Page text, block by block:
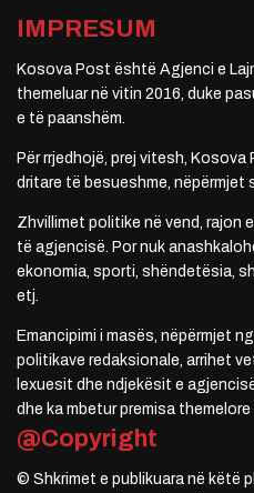
IMPRESUM
Kosova Post është Agjenci e
themeluar në vitin 2016, duke
e të paanshëm.
Për rrjedhojë, prej vitesh,
dritare të besueshme, nëpërmjet
Zhvillimet politike në vend, rajon
të agjencisë. Por nuk
ekonomia, sporti, shëndetësia,
etj.
Emancipimi i masës, nëpërmjet
politikave redaksionale, arrihet
lexuesit dhe ndjekësit e
dhe ka mbetur premisa
@Copyright
© Shkrimet e publikuara në këtë